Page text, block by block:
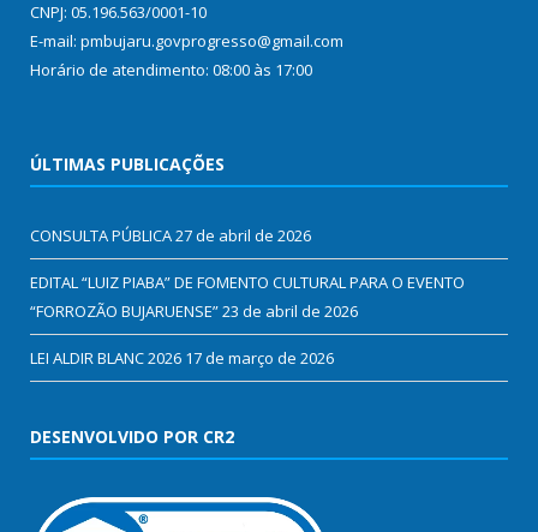
CNPJ: 05.196.563/0001-10
E-mail: pmbujaru.govprogresso@gmail.com
Horário de atendimento: 08:00 às 17:00
ÚLTIMAS PUBLICAÇÕES
CONSULTA PÚBLICA27 de abril de 2026
EDITAL “LUIZ PIABA” DE FOMENTO CULTURAL PARA O EVENTO
“FORROZÃO BUJARUENSE”23 de abril de 2026
LEI ALDIR BLANC 2026 17 de março de 2026
DESENVOLVIDO POR CR2